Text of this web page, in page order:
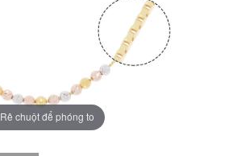
Rê chuột để phóng to